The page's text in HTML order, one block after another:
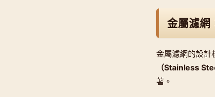
金屬濾網
金屬濾網的設計
（Stainless
著。